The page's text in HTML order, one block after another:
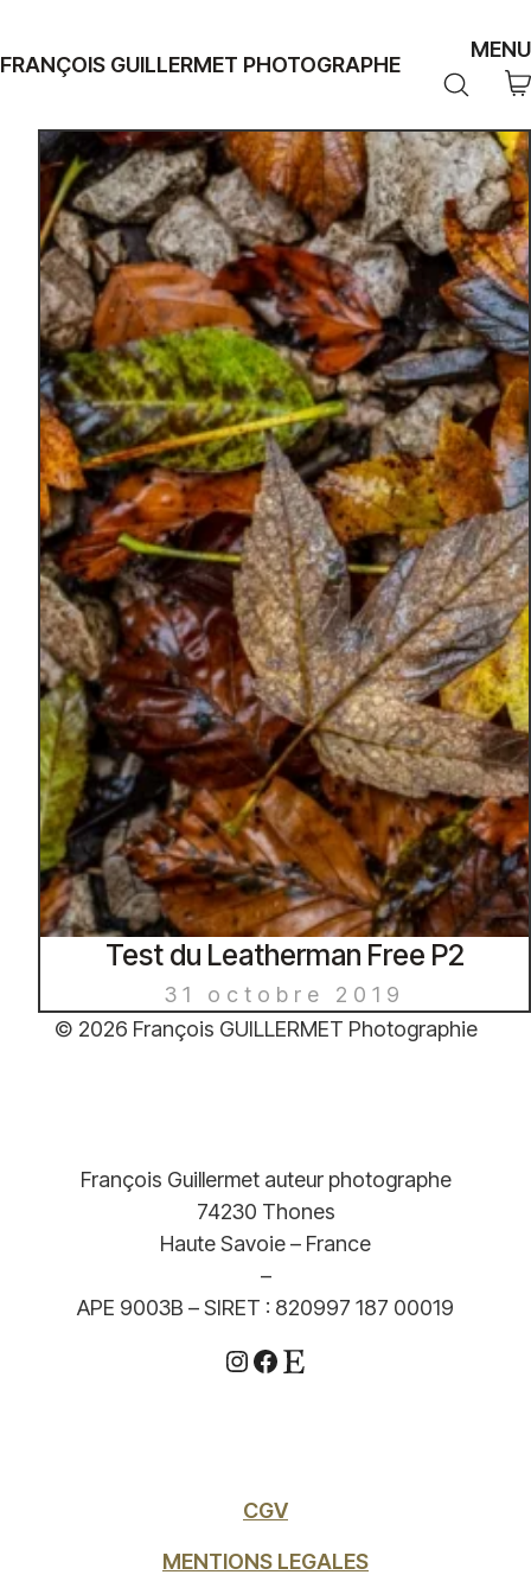
FRANÇOIS GUILLERMET PHOTOGRAPHE
MENU
Test du Leatherman Free P2
31 octobre 2019
© 2026 François GUILLERMET Photographie
François Guillermet auteur photographe
74230 Thones
Haute Savoie – France
–
APE 9003B – SIRET : 820997 187 00019
Instagram
Facebook
Etsy
CGV
MENTIONS LEGALES